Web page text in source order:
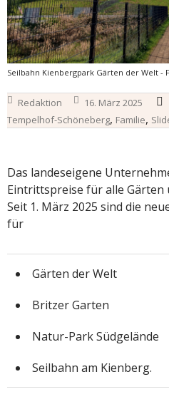
Seilbahn Kienbergpark Gärten der Welt
Redaktion 16. März 2025
Tempelhof-Schöneberg, Familie,
Das landeseigene
Eintrittspreise für alle Gärten
Seit 1. März 2025 sind die
für
Gärten der Welt
Britzer Garten
Natur-Park Südgelände
Seilbahn am Kienberg.